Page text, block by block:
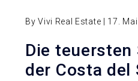
By Vivi Real Estate | 17. Mai
Die teuersten
der Costa del